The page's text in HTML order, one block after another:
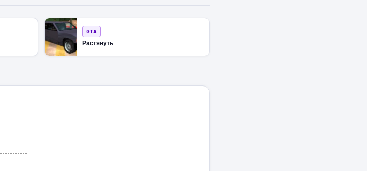
GTA
Растянуть